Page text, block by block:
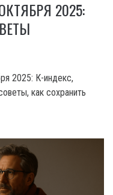
2025:
2025: К-индекс,
как сохранить